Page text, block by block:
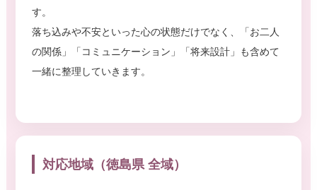
す。
落ち込みや不安といった心の状態だけでなく、「お二人
の関係」「コミュニケーション」「将来設計」も含めて
一緒に整理していきます。
対応地域（徳島県 全域）